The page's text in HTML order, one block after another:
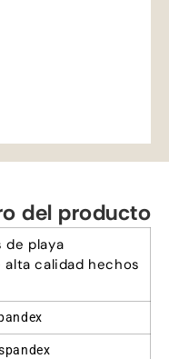
del producto
de playa
alta calidad hechos